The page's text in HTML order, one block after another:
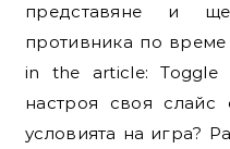
представяне и
противника по време
in the article: Toggle
настроя своя слайс
условията на игра?